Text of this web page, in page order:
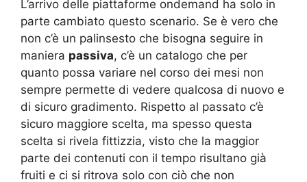
L’arrivo delle piattaforme ondemand ha solo in
parte cambiato questo scenario. Se è vero che
non c’è un palinsesto che bisogna seguire in
maniera passiva, c’è un catalogo che per
quanto possa variare nel corso dei mesi non
sempre permette di vedere qualcosa di nuovo e
di sicuro gradimento. Rispetto al passato c’è
sicuro maggiore scelta, ma spesso questa
scelta si rivela fittizzia, visto che la maggior
parte dei contenuti con il tempo risultano già
fruiti e ci si ritrova solo con ciò che non